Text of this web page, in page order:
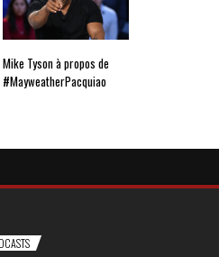
Mike Tyson à propos de
#MayweatherPacquiao